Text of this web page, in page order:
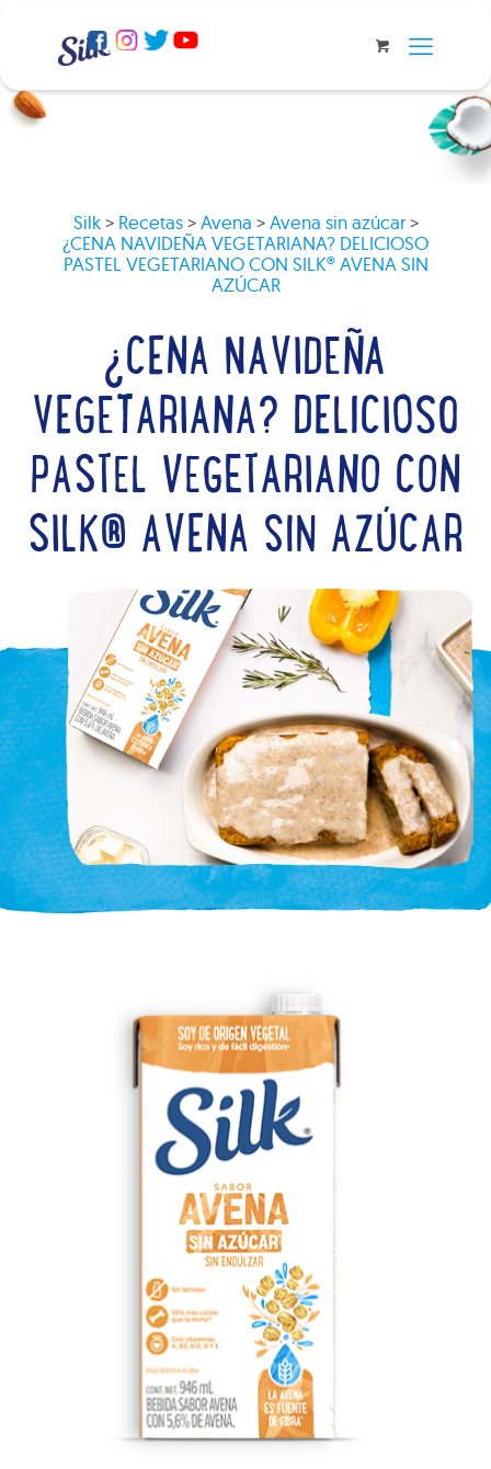
Silk> Recetas>Avena >Avena sin azúcar>
¿CENA NAVIDEÑA VEGETARIANA? DELICIOSO
PASTEL VEGETARIANO CON SILK® AVENA SIN
AZÚCAR
¿CENA NAVIDEÑA
VEGETARIANA? DELICIOSO
PASTEL VEGETARIANO CON
SILK® AVENA SIN AZÚCAR